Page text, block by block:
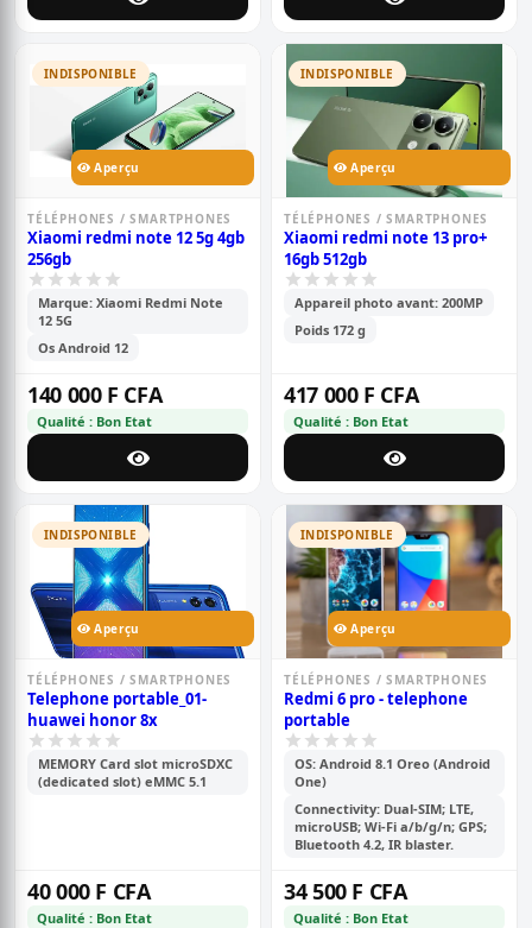
INDISPONIBLE
Aperçu
TÉLÉPHONES / SMARTPHONES
Xiaomi redmi note 12 5g 4gb
256gb
Marque: Xiaomi Redmi Note
12 5G
Os Android 12
140 000 F CFA
Qualité : Bon Etat
INDISPONIBLE
Aperçu
TÉLÉPHONES / SMARTPHONES
Xiaomi redmi note 13 pro+
16gb 512gb
Appareil photo avant: 200MP
Poids 172 g
417 000 F CFA
Qualité : Bon Etat
INDISPONIBLE
Aperçu
TÉLÉPHONES / SMARTPHONES
Telephone portable_01-
huawei honor 8x
MEMORY Card slot microSDXC
(dedicated slot) eMMC 5.1
40 000 F CFA
Qualité : Bon Etat
INDISPONIBLE
Aperçu
TÉLÉPHONES / SMARTPHONES
Redmi 6 pro - telephone
portable
OS: Android 8.1 Oreo (Android
One)
Connectivity: Dual-SIM; LTE,
microUSB; Wi-Fi a/b/g/n; GPS;
Bluetooth 4.2, IR blaster.
34 500 F CFA
Qualité : Bon Etat